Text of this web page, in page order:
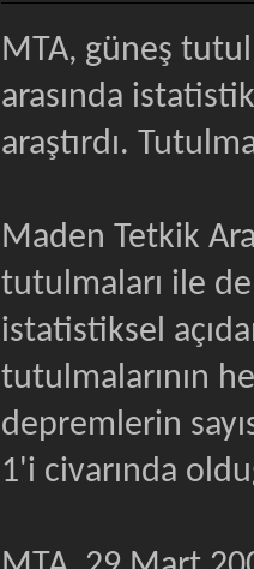
MTA, güneş
arasında
araştırdı.
Maden Tetkik
tutulmaları ile
istatistiksel
tutulmalarının
depremlerin
1'i civarında